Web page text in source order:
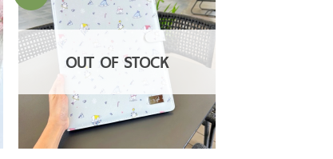
OUT OF STOCK